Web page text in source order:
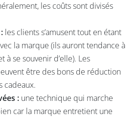
les coûts sont divisés
les clients s’amusent tout en étant
la marque (ils auront tendance à
à se souvenir d’elle). Les
être des bons de réduction
cadeaux.
: une technique qui marche
car la marque entretient une